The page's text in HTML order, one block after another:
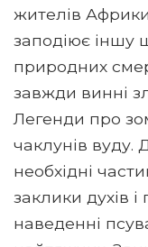
жителів
заподіює іншу
природних
завжди винні
Легенди про
чаклунів вуду.
необхідні
заклики духів
наведенні